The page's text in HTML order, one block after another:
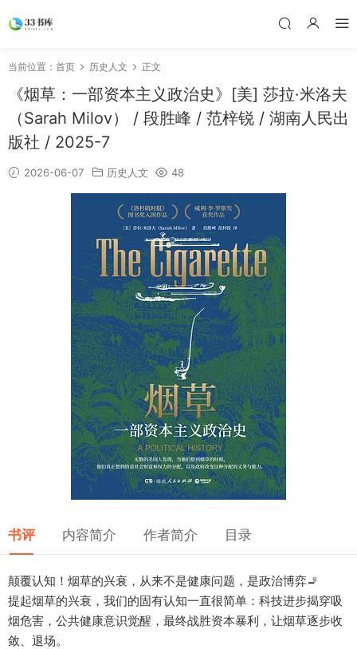
当前位置： 首页 历史人文 正文
《烟草：一部资本主义政治史》[美] 莎拉·米洛夫
（Sarah Milov） / 段胜峰 / 范梓锐 / 湖南人民出
版社 / 2025-7
2026-06-07 历史人文 48
书评 内容简介 作者简介 目录
颠覆认知！烟草的兴衰，从来不是健康问题，是政治博弈🚬
提起烟草的兴衰，我们的固有认知一直很简单：科技进步揭穿吸
烟危害，公共健康意识觉醒，最终战胜资本暴利，让烟草逐步收
敛、退场。